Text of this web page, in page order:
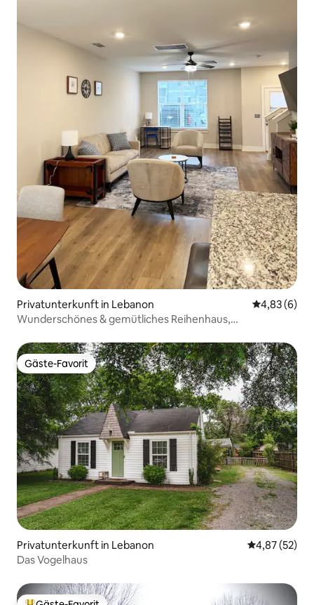
Privatunterkunft in Lebanon
4,83 (6)
Wunderschönes & gemütliches Reihenhaus,
Gäste-Favorit
Gäste-Favorit
Privatunterkunft in Lebanon
4,87 (52)
Das Vogelhaus